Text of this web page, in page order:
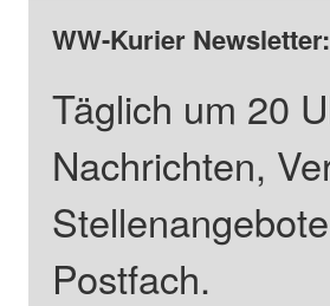
WW-Kurier
Täglich um 20
Nachrichten,
Postfach.